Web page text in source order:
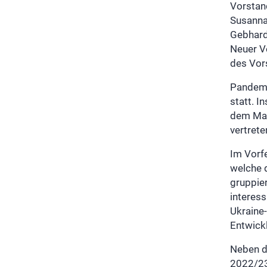
Neuer
des
statt.
dem
Im
welche
Neben
2022/